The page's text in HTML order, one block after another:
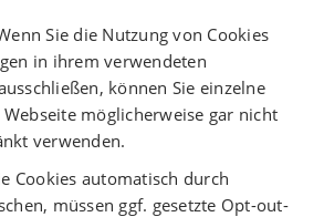
Sie die Nutzung von Cookies
in ihrem verwendeten
können Sie einzelne
möglicherweise gar nicht
verwenden.
Cookies automatisch durch
müssen ggf. gesetzte Opt-out-